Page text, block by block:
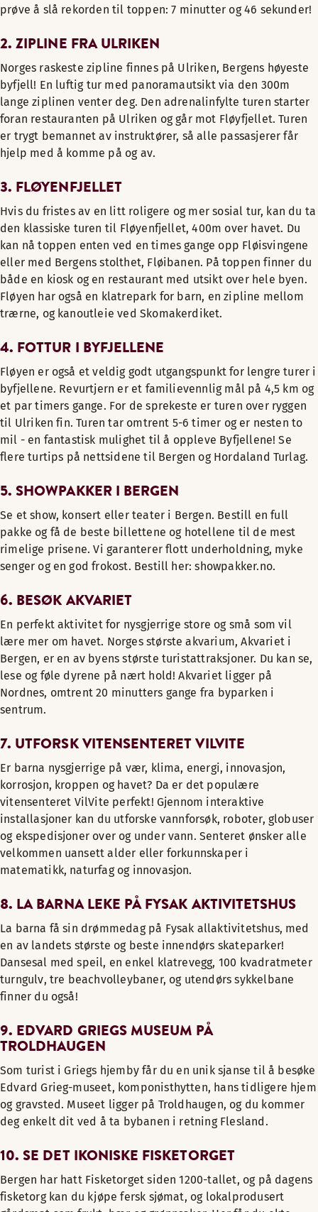
prøve å slå rekorden til toppen: 7 minutter og 46 sekunder!
2. ZIPLINE FRA ULRIKEN
Norges raskeste zipline finnes på Ulriken, Bergens høyeste
byfjell! En luftig tur med panoramautsikt via den 300m
lange ziplinen venter deg. Den adrenalinfylte turen starter
foran restauranten på Ulriken og går mot Fløyfjellet. Turen
er trygt bemannet av instruktører, så alle passasjerer får
hjelp med å komme på og av.
3. FLØYENFJELLET
Hvis du fristes av en litt roligere og mer sosial tur, kan du ta
den klassiske turen til Fløyenfjellet, 400m over havet. Du
kan nå toppen enten ved en times gange opp Fløisvingene
eller med Bergens stolthet, Fløibanen. På toppen finner du
både en kiosk og en restaurant med utsikt over hele byen.
Fløyen har også en klatrepark for barn, en zipline mellom
trærne, og kanoutleie ved Skomakerdiket.
4. FOTTUR I BYFJELLENE
Fløyen er også et veldig godt utgangspunkt for lengre turer i
byfjellene. Revurtjern er et familievennlig mål på 4,5 km og
et par timers gange. For de sprekeste er turen over ryggen
til Ulriken fin. Turen tar omtrent 5-6 timer og er nesten to
mil - en fantastisk mulighet til å oppleve Byfjellene! Se
flere turtips på nettsidene til Bergen og Hordaland Turlag.
5. SHOWPAKKER I BERGEN
Se et show, konsert eller teater i Bergen. Bestill en full
pakke og få de beste billettene og hotellene til de mest
rimelige prisene. Vi garanterer flott underholdning, myke
senger og en god frokost. Bestill her: showpakker.no.
6. BESØK AKVARIET
En perfekt aktivitet for nysgjerrige store og små som vil
lære mer om havet. Norges største akvarium, Akvariet i
Bergen, er en av byens største turistattraksjoner. Du kan se,
lese og føle dyrene på nært hold! Akvariet ligger på
Nordnes, omtrent 20 minutters gange fra byparken i
sentrum.
7. UTFORSK VITENSENTERET VILVITE
Er barna nysgjerrige på vær, klima, energi, innovasjon,
korrosjon, kroppen og havet? Da er det populære
vitensenteret VilVite perfekt! Gjennom interaktive
installasjoner kan du utforske vannforsøk, roboter, globuser
og ekspedisjoner over og under vann. Senteret ønsker alle
velkommen uansett alder eller forkunnskaper i
matematikk, naturfag og innovasjon.
8. LA BARNA LEKE PÅ FYSAK AKTIVITETSHUS
La barna få sin drømmedag på Fysak allaktivitetshus, med
en av landets største og beste innendørs skateparker!
Dansesal med speil, en enkel klatrevegg, 100 kvadratmeter
turngulv, tre beachvolleybaner, og utendørs sykkelbane
finner du også!
9. EDVARD GRIEGS MUSEUM PÅ
TROLDHAUGEN
Som turist i Griegs hjemby får du en unik sjanse til å besøke
Edvard Grieg-museet, komponisthytten, hans tidligere hjem
og gravsted. Museet ligger på Troldhaugen, og du kommer
deg enkelt dit ved å ta bybanen i retning Flesland.
10. SE DET IKONISKE FISKETORGET
Bergen har hatt Fisketorget siden 1200-tallet, og på dagens
fisketorg kan du kjøpe fersk sjømat, og lokalprodusert